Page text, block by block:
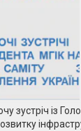
зустріч із